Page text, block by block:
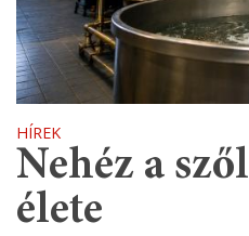
HÍREK
Nehéz a
élete